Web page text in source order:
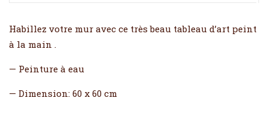
Habillez votre mur avec ce très beau tableau d’art peint
à la main .
— Peinture à eau
— Dimension: 60 x 60 cm